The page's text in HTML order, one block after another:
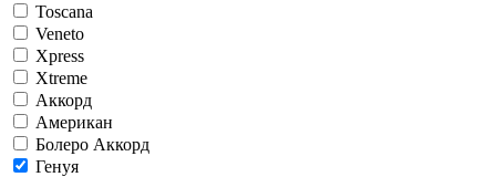
Toscana
Veneto
Xpress
Xtreme
Аккорд
Американ
Болеро Аккорд
Генуя